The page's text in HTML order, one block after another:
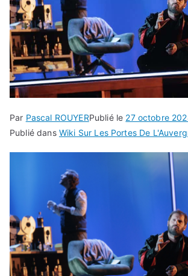
Par Pascal ROUYERPublié le 27 octobre
Publié dans Wiki Sur Les Portes De